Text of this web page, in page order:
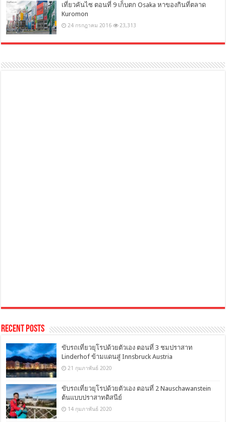
เที่ยวคันไซ ตอนที่ 9 เก็บตก Osaka หาของกินที่ตลาด
Kuromon
24 กรกฎาคม 2016 23,313
Recent Posts
ขับรถเที่ยวยุโรปด้วยตัวเอง ตอนที่ 3 ชมปราสาท
Linderhof ข้ามแดนสู่ Innsbruck Austria
21 กุมภาพันธ์ 2020
ขับรถเที่ยวยุโรปด้วยตัวเอง ตอนที่ 2 Nauschawanstein
ต้นแบบปราสาทดิสนีย์
14 กุมภาพันธ์ 2020